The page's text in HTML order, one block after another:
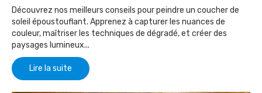
Découvrez nos meilleurs conseils pour peindre un coucher de
soleil époustouflant. Apprenez à capturer les nuances de
couleur, maîtriser les techniques de dégradé, et créer des
paysages lumineux...
Lire la suite